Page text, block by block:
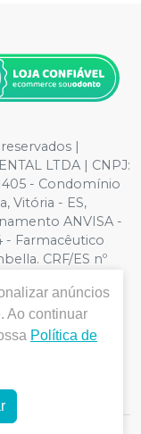
|
LTDA | CNPJ:
- Condomínio
Vitória - ES,
ANVISA -
- Farmacêutico
CRF/ES nº
da loja
caso de
válido é o do
por atacado por
anúncios
Ao continuar
Política de